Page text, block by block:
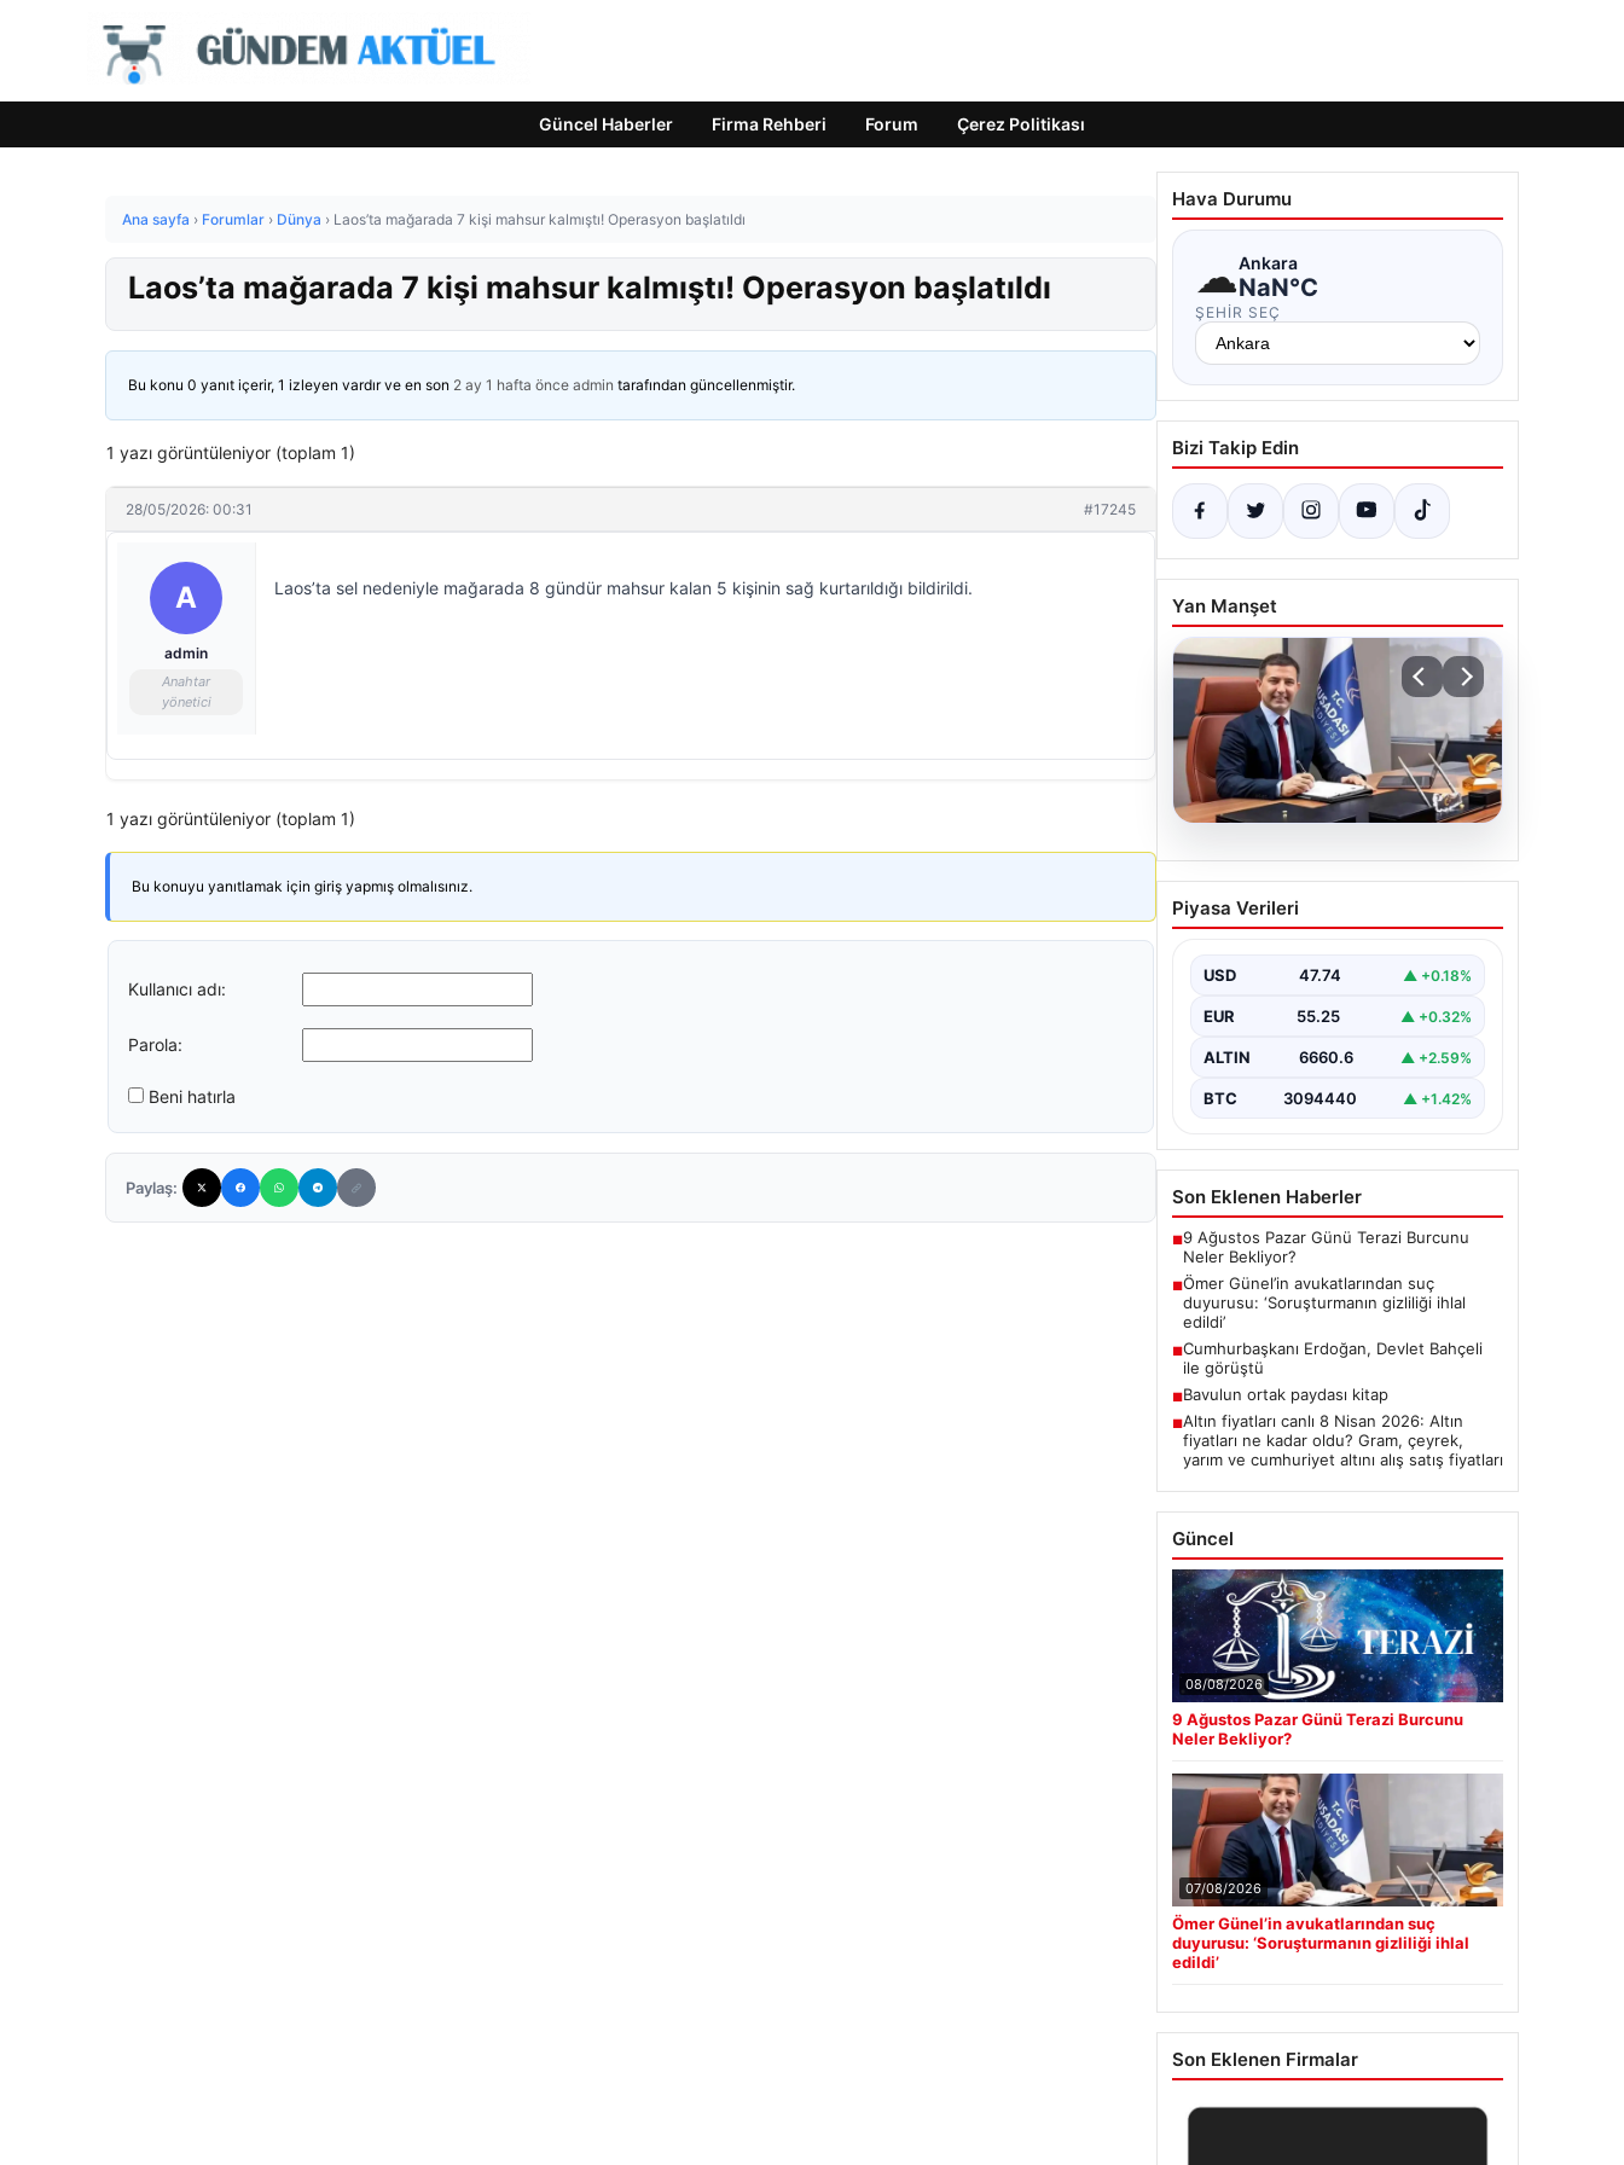
Güncel Haberler Firma Rehberi Forum Çerez Politikası
Ana sayfa › Forumlar › Dünya › Laos’ta mağarada 7 kişi mahsur kalmıştı! Operasyon başlatıldı
Laos’ta mağarada 7 kişi mahsur kalmıştı! Operasyon başlatıldı
Bu konu 0 yanıt içerir, 1 izleyen vardır ve en son 2 ay 1 hafta önce admin tarafından güncellenmiştir.
1 yazı görüntüleniyor (toplam 1)
28/05/2026: 00:31 #17245
A
admin
Anahtar
yönetici
Laos’ta sel nedeniyle mağarada 8 gündür mahsur kalan 5 kişinin sağ kurtarıldığı bildirildi.
1 yazı görüntüleniyor (toplam 1)
Bu konuyu yanıtlamak için giriş yapmış olmalısınız.
Kullanıcı adı:
Parola:
Beni hatırla
Paylaş:
Hava Durumu
☁Ankara
NaN°C
ŞEHIR SEÇ
Bizi Takip Edin
Yan Manşet
07.08.2026
Ömer Günel’in
avukatlarından suç
gizliliği ihlal edildi’
Piyasa Verileri
USD 47.74 ▲ +0.18%
EUR 55.25 ▲ +0.32%
ALTIN 6660.6 ▲ +2.59%
BTC 3094440 ▲ +1.42%
Son Eklenen Haberler
■9 Ağustos Pazar Günü Terazi Burcunu
Neler Bekliyor?
■Ömer Günel’in avukatlarından suç
duyurusu: ‘Soruşturmanın gizliliği ihlal
edildi’
■Cumhurbaşkanı Erdoğan, Devlet Bahçeli
ile görüştü
■Bavulun ortak paydası kitap
■Altın fiyatları canlı 8 Nisan 2026: Altın
fiyatları ne kadar oldu? Gram, çeyrek,
yarım ve cumhuriyet altını alış satış fiyatları
Güncel
08/08/2026
9 Ağustos Pazar Günü Terazi Burcunu
Neler Bekliyor?
07/08/2026
Ömer Günel’in avukatlarından suç
duyurusu: ‘Soruşturmanın gizliliği ihlal
edildi’
Son Eklenen Firmalar